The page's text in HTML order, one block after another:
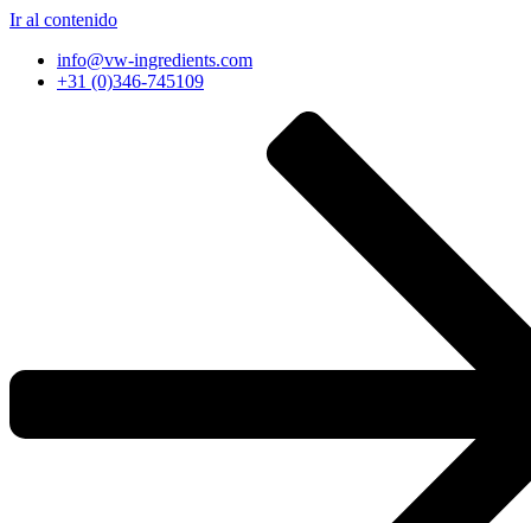
Ir al contenido
info@vw-ingredients.com
+31 (0)346-745109